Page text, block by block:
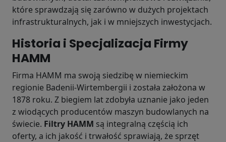
które sprawdzają się zarówno w dużych projektach
infrastrukturalnych, jak i w mniejszych inwestycjach.
Historia i Specjalizacja Firmy
HAMM
Firma HAMM ma swoją siedzibę w niemieckim
regionie Badenii-Wirtembergii i została założona w
1878 roku. Z biegiem lat zdobyła uznanie jako jeden
z wiodących producentów maszyn budowlanych na
świecie. Filtry HAMM są integralną częścią ich
oferty, a ich jakość i trwałość sprawiają, że sprzęt